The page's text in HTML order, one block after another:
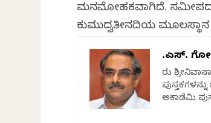
ಮನಮೋಹಕವಾಗಿದೆ.
ಕುಮುದ್ವತೀನದಿಯ ಮೂಲಸ್ಥಾನ
ಟಿ.ಎಸ್.
ತಿರು
ಅಕಾಡೆಮಿ